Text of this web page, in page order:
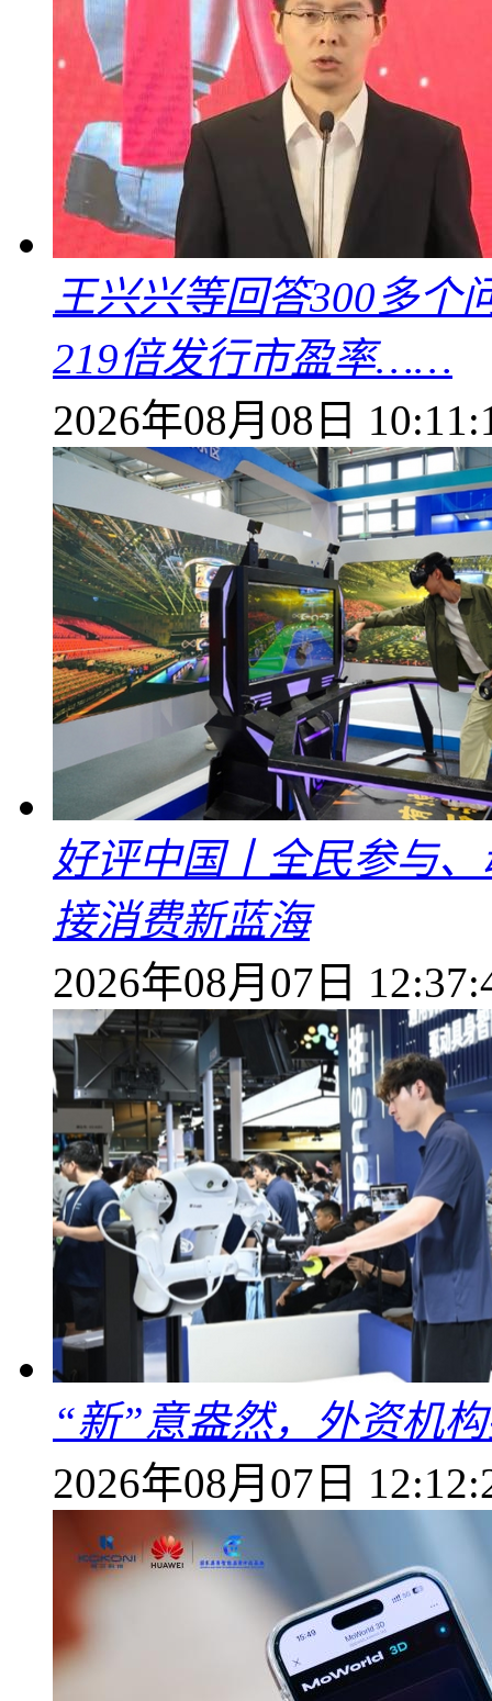
王兴兴等回答300多个
219倍发行市盈率……
2026年08月08日
好评中国丨全民参与
接消费新蓝海
2026年08月07日
“新”意盎然，外资机
2026年08月07日